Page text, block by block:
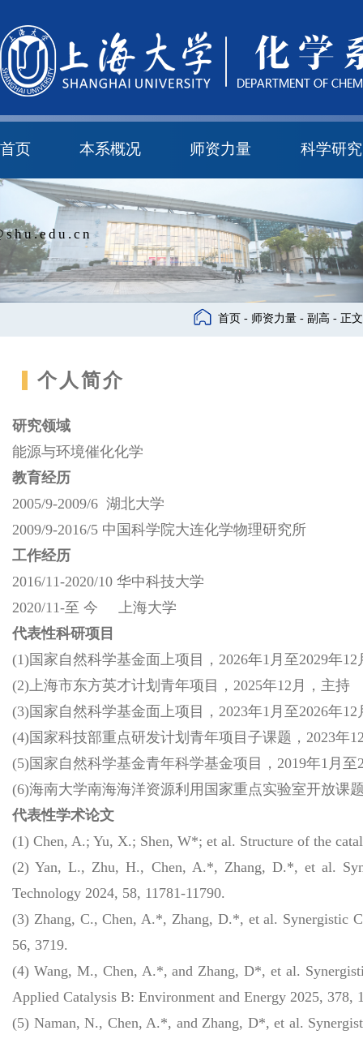
首页 本系概况
本系简介
机构设置
本科培养委员会
教学与科研研究所
化学实验中心
师资力量 科学研究
首页 - 师资力量 - 副高 - 正文
个人简介
研究领域
能源与环境催化化学
教育经历
2005/9-2009/6 湖北大学
2009/9-2016/5 中国科学院大连化学物理研究所
工作经历
2016/11-2020/10 华中科技大学
2020/11-至 今 上海大学
代表性科研项目
(1)国家自然科学基金面上项目，2026年1月至2029年12
(2)上海市东方英才计划青年项目，2025年12月，主持
(3)国家自然科学基金面上项目，2023年1月至2026年12
(4)国家科技部重点研发计划青年项目子课题，2023年
(5)国家自然科学基金青年科学基金项目，2019年1月至
(6)海南大学南海海洋资源利用国家重点实验室开放课
代表性学术论文
(1) Chen, A.; Yu, X.; Shen, W*; et al. Structure of the
(2) Yan, L., Zhu, H., Chen, A.*, Zhang, D.*, et al.
Technology 2024, 58, 11781-11790.
(3) Zhang, C., Chen, A.*, Zhang, D.*, et al. Synergistic
56, 3719.
(4) Wang, M., Chen, A.*, and Zhang, D*, et al.
Applied Catalysis B: Environment and Energy 2025, 378,
(5) Naman, N., Chen, A.*, and Zhang, D*, et al.